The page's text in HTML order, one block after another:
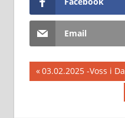
Email
Previous
Post:
03.02.2025 -Voss i